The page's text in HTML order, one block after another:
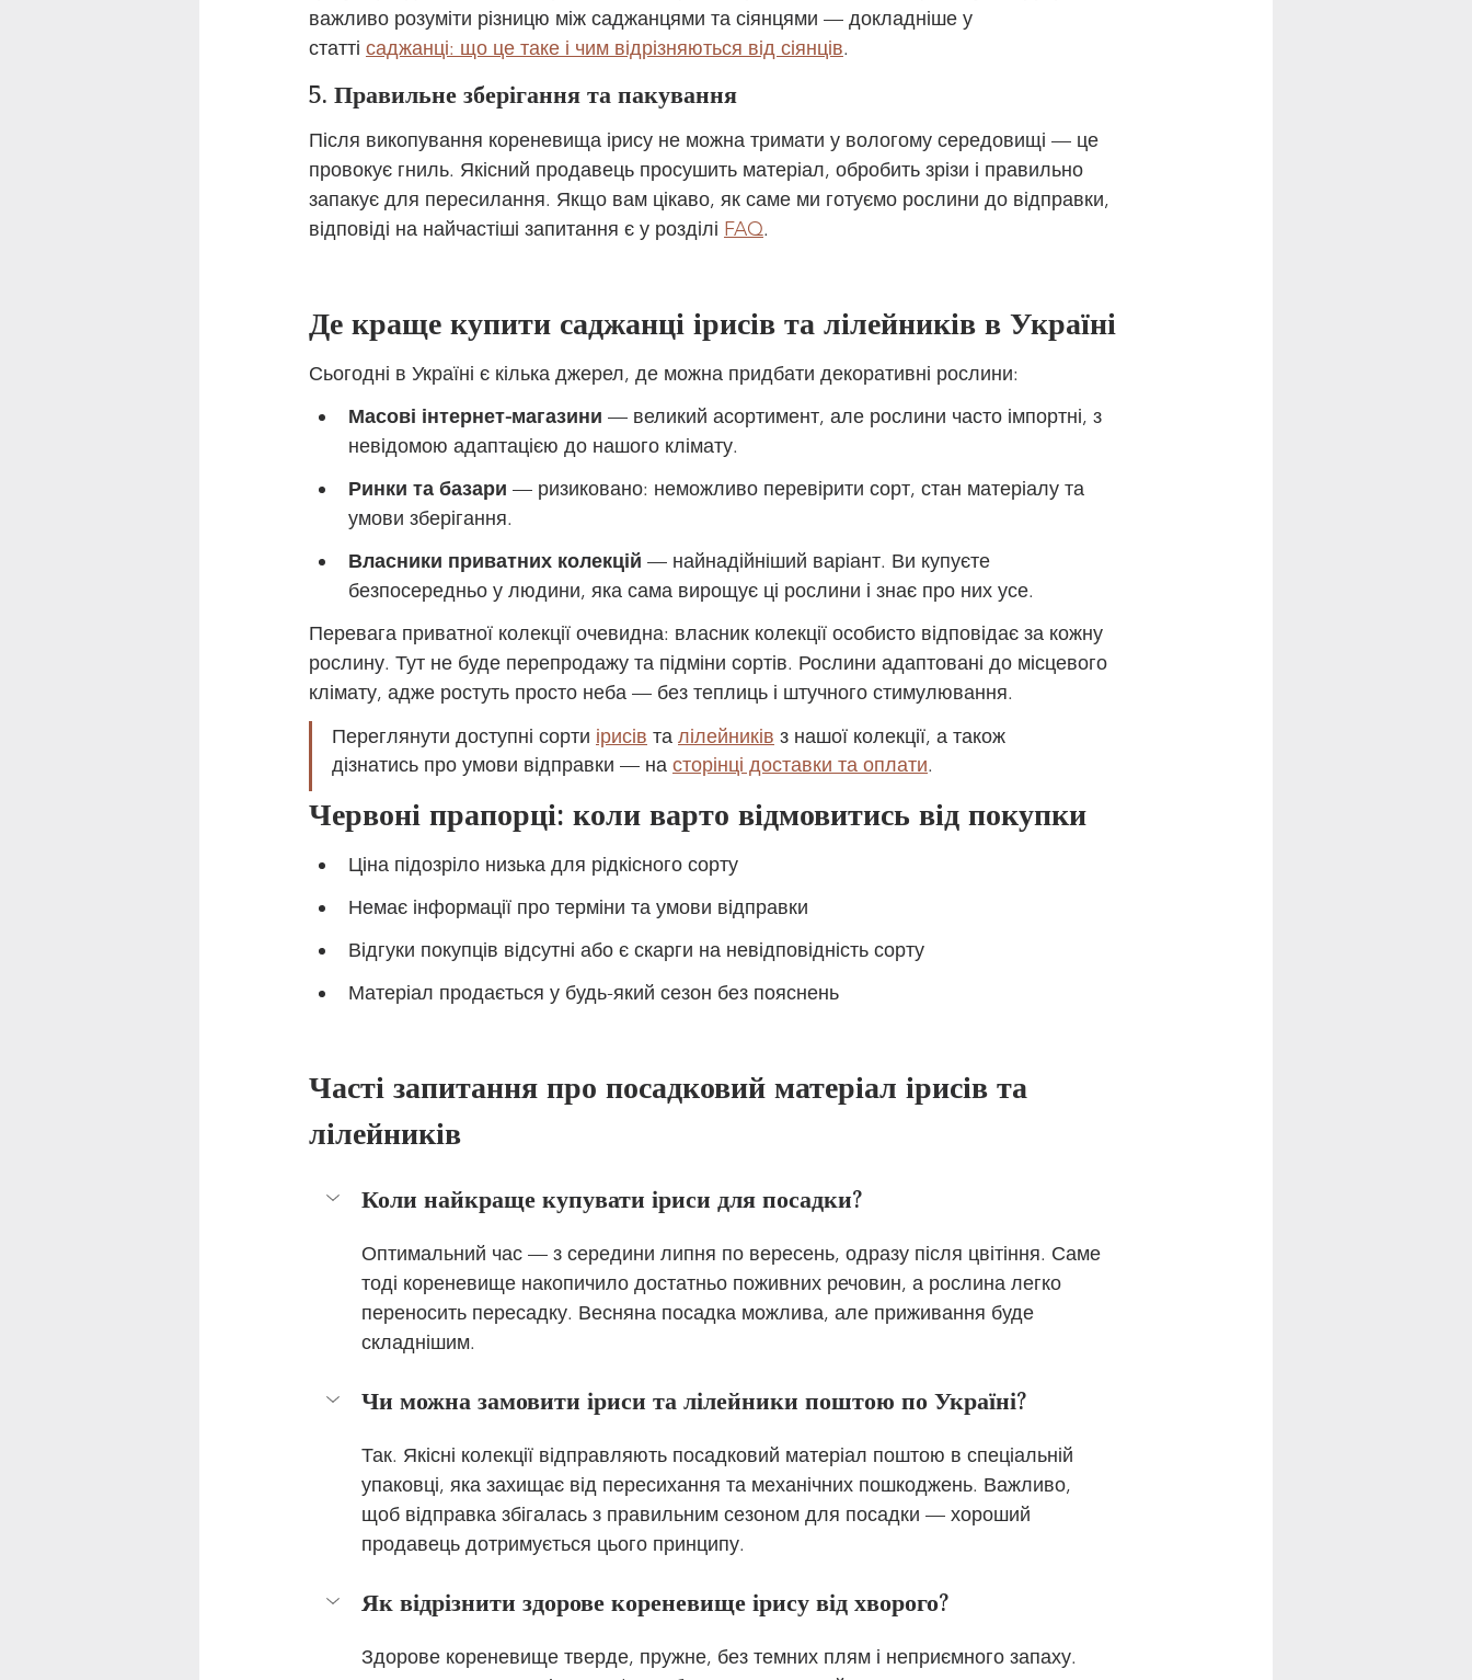
важливо розуміти різницю між саджанцями та сіянцями — докладніше у
статті саджанці: що це таке і чим відрізняються від сіянців.
5. Правильне зберігання та пакування
Після викопування кореневища ірису не можна тримати у вологому середовищі — це
провокує гниль. Якісний продавець просушить матеріал, обробить зрізи і правильно
запакує для пересилання. Якщо вам цікаво, як саме ми готуємо рослини до відправки,
відповіді на найчастіші запитання є у розділі FAQ.
Де краще купити саджанці ірисів та лілейників в Україні
Сьогодні в Україні є кілька джерел, де можна придбати декоративні рослини:
Масові інтернет-магазини — великий асортимент, але рослини часто імпортні, з
невідомою адаптацією до нашого клімату.
Ринки та базари — ризиковано: неможливо перевірити сорт, стан матеріалу та
умови зберігання.
Власники приватних колекцій — найнадійніший варіант. Ви купуєте
безпосередньо у людини, яка сама вирощує ці рослини і знає про них усе.
Перевага приватної колекції очевидна: власник колекції особисто відповідає за кожну
рослину. Тут не буде перепродажу та підміни сортів. Рослини адаптовані до місцевого
клімату, адже ростуть просто неба — без теплиць і штучного стимулювання.
Переглянути доступні сорти ірисів та лілейників з нашої колекції, а також
дізнатись про умови відправки — на сторінці доставки та оплати.
Червоні прапорці: коли варто відмовитись від покупки
Ціна підозріло низька для рідкісного сорту
Немає інформації про терміни та умови відправки
Відгуки покупців відсутні або є скарги на невідповідність сорту
Матеріал продається у будь-який сезон без пояснень
Часті запитання про посадковий матеріал ірисів та
лілейників
Коли найкраще купувати іриси для посадки?
Оптимальний час — з середини липня по вересень, одразу після цвітіння. Саме
тоді кореневище накопичило достатньо поживних речовин, а рослина легко
переносить пересадку. Весняна посадка можлива, але приживання буде
складнішим.
Чи можна замовити іриси та лілейники поштою по Україні?
Так. Якісні колекції відправляють посадковий матеріал поштою в спеціальній
упаковці, яка захищає від пересихання та механічних пошкоджень. Важливо,
щоб відправка збігалась з правильним сезоном для посадки — хороший
продавець дотримується цього принципу.
Як відрізнити здорове кореневище ірису від хворого?
Здорове кореневище тверде, пружне, без темних плям і неприємного запаху.